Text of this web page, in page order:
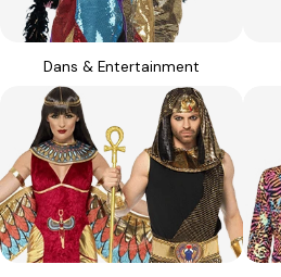
Dans & Entertainment